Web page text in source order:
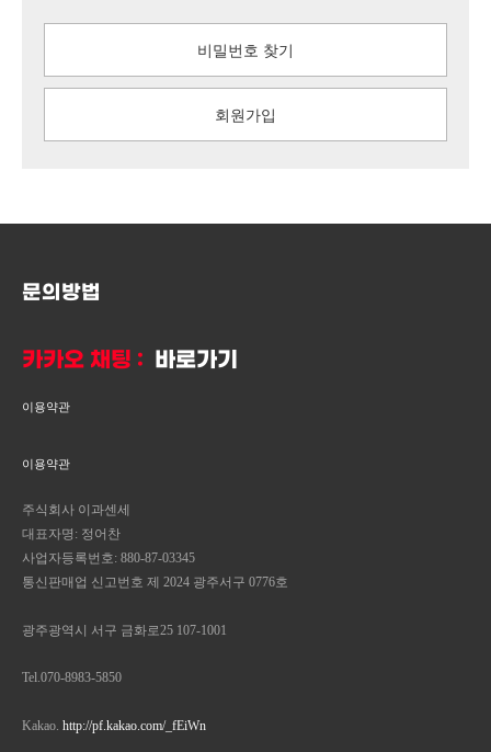
비밀번호 찾기
회원가입
문의방법
카카오 채팅 : 바로가기
이용약관
이용약관
주식회사 이과센세
대표자명: 정어찬
사업자등록번호: 880-87-03345
통신판매업 신고번호 제 2024 광주서구 0776호
광주광역시 서구 금화로25 107-1001
Tel.070-8983-5850
Kakao. http://pf.kakao.com/_fEiWn